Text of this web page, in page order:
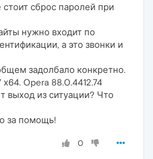
стоит сброс паролей при
нужно входит по
а это звонки и
задолбало конкретно.
х64. Opera 88.0.4412.74
выход из ситуации? Что
за помощь!
0